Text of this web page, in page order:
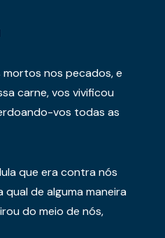
mortos nos pecados, e
carne, vos vivificou
vos todas as
que era contra nós
qual de alguma maneira
do meio de nós,